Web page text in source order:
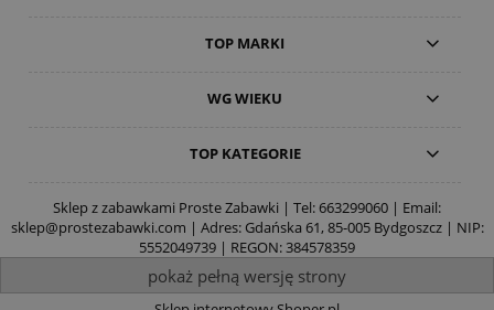
TOP MARKI
WG WIEKU
TOP KATEGORIE
Sklep z zabawkami Proste Zabawki | Tel:663299060 | Email:
sklep@prostezabawki.com | Adres: Gdańska 61, 85-005 Bydgoszcz | NIP:
5552049739 | REGON: 384578359
pokaż pełną wersję strony